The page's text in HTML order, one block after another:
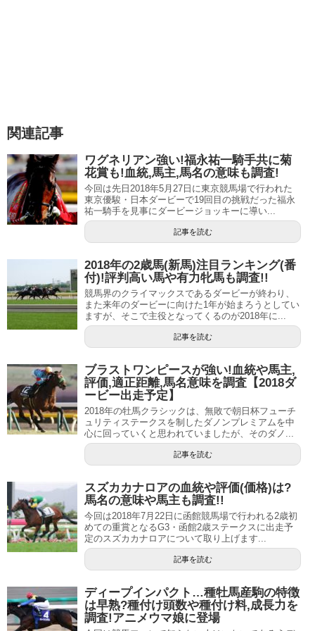
しかし、母のインディアナギャルは国内での出走歴が無い
ので、どんな馬だったのかわからない方も多いのではない
でしょうか。
インディアナギャルは、現役時代にはG1レースでの勝利こ
そないもの、アイルランドで6勝を挙げ、重賞戦線でも活躍
した優秀な牝馬でした。結果を出してきた距離は1400mか
ら2100mなので、短中距離を得意としていたといって良い
でしょう。
時代はマイルを主戦場としていましたが、種牡馬になって
からは日本でもエリザベス女王杯を連覇する活躍を見せた
関連記事
ワグネリアン強い!福永祐一騎手共に菊
花賞も!血統,馬主,馬名の意味も調査!
今回は先日2018年5月27日に東京競馬場で行われた
東京優駿・日本ダービーで19回目の挑戦だった福永
祐一騎手を見事にダービージョッキーに導い...
記事を読む
2018年の2歳馬(新馬)注目ランキング(番
付)!評判高い馬や有力牝馬も調査!!
競馬界のクライマックスであるダービーが終わり、
また来年のダービーに向けた1年が始まろうとしてい
ますが、そこで主役となってくるのが2018年に...
記事を読む
ブラストワンピースが強い!血統や馬主,
評価,適正距離,馬名意味を調査【2018ダ
ービー出走予定】
2018年の牡馬クラシックは、無敗で朝日杯フューチ
ュリティステークスを制したダノンプレミアムを中
心に回っていくと思われていましたが、そのダノ...
記事を読む
スズカカナロアの血統や評価(価格)は?
馬名の意味や馬主も調査!!
今回は2018年7月22日に函館競馬場で行われる2歳初
めての重賞となるG3・函館2歳ステークスに出走予
定のスズカカナロアについて取り上げます...
記事を読む
ディープインパクト…種牡馬産駒の特徴
は早熟?種付け頭数や種付け料,成長力を
調査!アニメウマ娘に登場